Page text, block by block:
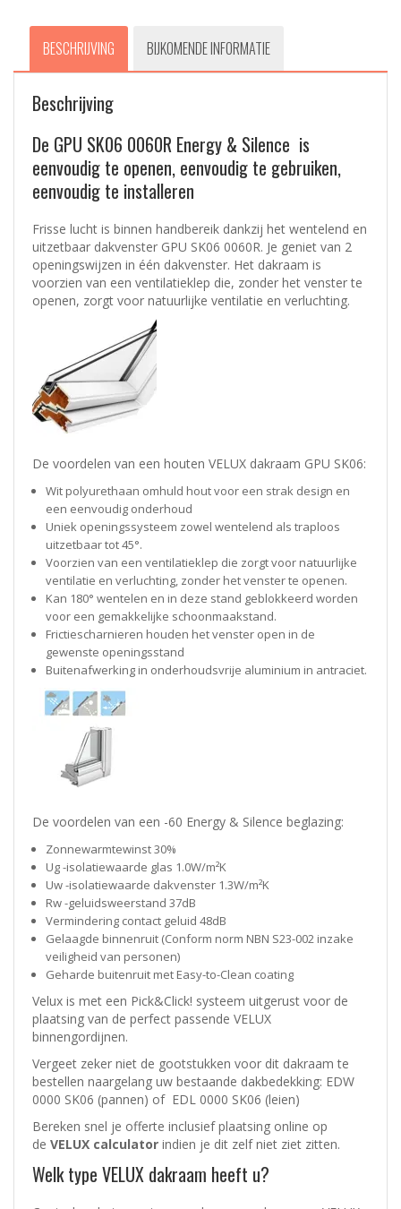
BESCHRIJVING BIJKOMENDE INFORMATIE
Beschrijving
De GPU SK06 0060R Energy & Silence is
eenvoudig te openen, eenvoudig te gebruiken,
eenvoudig te installeren
Frisse lucht is binnen handbereik dankzij het wentelend en
uitzetbaar dakvenster GPU SK06 0060R. Je geniet van 2
openingswijzen in één dakvenster. Het dakraam is
voorzien van een ventilatieklep die, zonder het venster te
openen, zorgt voor natuurlijke ventilatie en verluchting.
De voordelen van een houten VELUX dakraam GPU SK06:
Wit polyurethaan omhuld hout voor een strak design en
een eenvoudig onderhoud
Uniek openingssysteem zowel wentelend als traploos
uitzetbaar tot 45°.
Voorzien van een ventilatieklep die zorgt voor natuurlijke
ventilatie en verluchting, zonder het venster te openen.
Kan 180° wentelen en in deze stand geblokkeerd worden
voor een gemakkelijke schoonmaakstand.
Frictiescharnieren houden het venster open in de
gewenste openingsstand
Buitenafwerking in onderhoudsvrije aluminium in antraciet.
De voordelen van een -60 Energy & Silence beglazing:
Zonnewarmtewinst 30%
Ug -isolatiewaarde glas 1.0W/m²K
Uw -isolatiewaarde dakvenster 1.3W/m²K
Rw -geluidsweerstand 37dB
Vermindering contact geluid 48dB
Gelaagde binnenruit (Conform norm NBN S23-002 inzake
veiligheid van personen)
Geharde buitenruit met Easy-to-Clean coating
Velux is met een Pick&Click! systeem uitgerust voor de
plaatsing van de perfect passende VELUX
binnengordijnen.
Vergeet zeker niet de gootstukken voor dit dakraam te
bestellen naargelang uw bestaande dakbedekking: EDW
0000 SK06 (pannen) of EDL 0000 SK06 (leien)
Bereken snel je offerte inclusief plaatsing online op
de VELUX calculator indien je dit zelf niet ziet zitten.
Welk type VELUX dakraam heeft u?